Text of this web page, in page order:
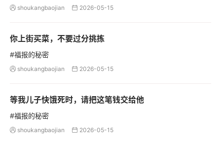
 shoukangbaojian  2026-05-15
你上街买菜，不要过分挑拣
#福报的秘密
 shoukangbaojian  2026-05-15
等我儿子快饿死时，请把这笔钱交给他
#福报的秘密
 shoukangbaojian  2026-05-15